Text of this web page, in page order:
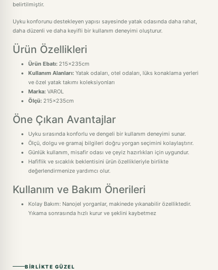
belirtilmiştir.
Uyku konforunu destekleyen yapısı sayesinde yatak odasında daha rahat,
daha düzenli ve daha keyifli bir kullanım deneyimi oluşturur.
Ürün Özellikleri
Ürün Ebatı: 215x235cm
Kullanım Alanları: Yatak odaları, otel odaları, lüks konaklama yerleri
ve özel yatak takımı koleksiyonları
Marka: VAROL
Ölçü: 215x235cm
Öne Çıkan Avantajlar
Uyku sırasında konforlu ve dengeli bir kullanım deneyimi sunar.
Ölçü, dolgu ve gramaj bilgileri doğru yorgan seçimini kolaylaştırır.
Günlük kullanım, misafir odası ve çeyiz hazırlıkları için uygundur.
Hafiflik ve sıcaklık beklentisini ürün özellikleriyle birlikte
değerlendirmenize yardımcı olur.
Kullanım ve Bakım Önerileri
Kolay Bakım: Nanojel yorganlar, makinede yıkanabilir özelliktedir.
Yıkama sonrasında hızlı kurur ve şeklini kaybetmez
BIRLIKTE GÜZEL